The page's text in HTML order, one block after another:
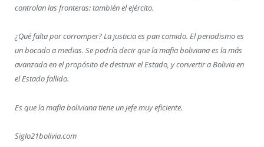
controlan las fronteras: también el ejército.
¿Qué falta por corromper? La justicia es pan comido. El periodismo es
un bocado a medias. Se podría decir que la mafia boliviana es la más
avanzada en el propósito de destruir el Estado, y convertir a Bolivia en
el Estado fallido.
Es que la mafia boliviana tiene un jefe muy eficiente.
Siglo21bolivia.com